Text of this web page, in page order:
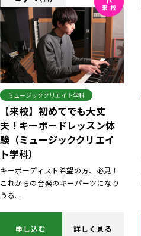
ミュージッククリエイト学科
【来校】初めてでも大丈
夫！キーボードレッスン体
験（ミュージッククリエイ
ト学科）
キーボーディスト希望の方、必見！
これからの音楽のキーパーツになり
うる...
申し込む 詳しく見る